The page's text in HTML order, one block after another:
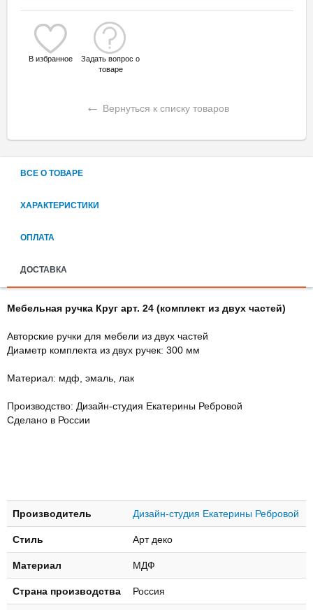
В избранное
Задать вопрос о
товаре
← Вернуться к списку товаров
ВСЕ О ТОВАРЕ
ХАРАКТЕРИСТИКИ
ОПЛАТА
ДОСТАВКА
Мебельная ручка Круг арт. 24 (комплект из двух частей)
Авторские ручки для мебели из двух частей
Диаметр комплекта из двух ручек: 300 мм
Материал: мдф, эмаль, лак
Производство: Дизайн-студия Екатерины Ребровой
Сделано в России
Производитель Дизайн-студия Екатерины Ребровой
Стиль Арт деко
Материал МДФ
Страна производства Россия